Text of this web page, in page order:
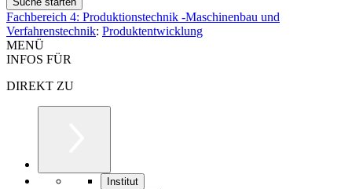
Fachbereich 4: Produktionstechnik -Maschinenbau und
Verfahrenstechnik: Produktentwicklung
MENÜ
INFOS FÜR
DIREKT ZU
Institut